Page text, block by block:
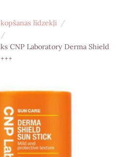
kopšanas līdzekļi
CNP Laboratory Derma Shield